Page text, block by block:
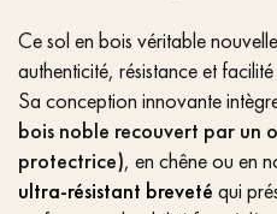
Ce sol en bois véritable
authenticité, résistance et
Sa conception innovante
bois noble recouvert par un
protectrice), en chêne ou en
ultra-résistant breveté qui